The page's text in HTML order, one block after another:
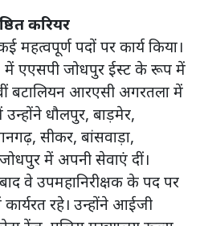
करियर
महत्वपूर्ण पदों पर कार्य किया।
में एएसपी जोधपुर ईस्ट के रूप में
बटालियन आरएसी अगरतला में
धौलपुर, बाड़मेर,
सीकर, बांसवाड़ा,
में अपनी सेवाएं दीं।
वे उपमहानिरीक्षक के पद पर
रहे। उन्होंने आईजी